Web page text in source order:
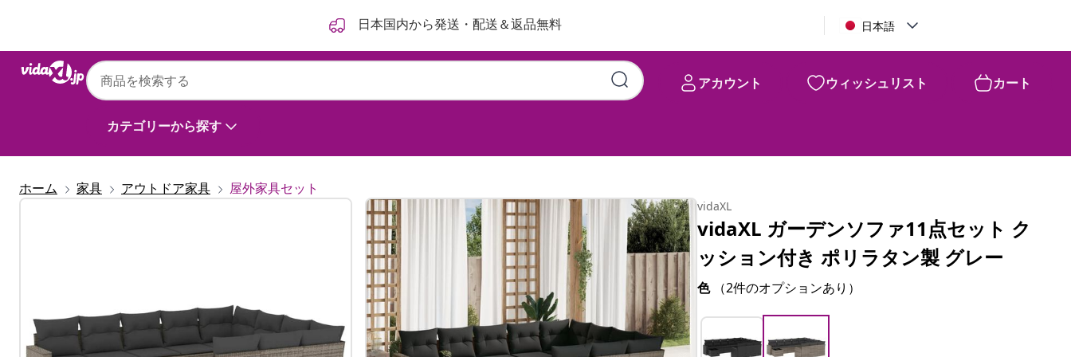
日本国内から発送・配送＆返品無料 日本語
カテゴリーから探す
アカウント ウィッシュリスト カート
ホーム 家具 アウトドア家具 屋外家具セット
vidaXL
vidaXL ガーデンソファ11点セット ク
ッション付き ポリラタン製 グレー
色 （2件のオプションあり）